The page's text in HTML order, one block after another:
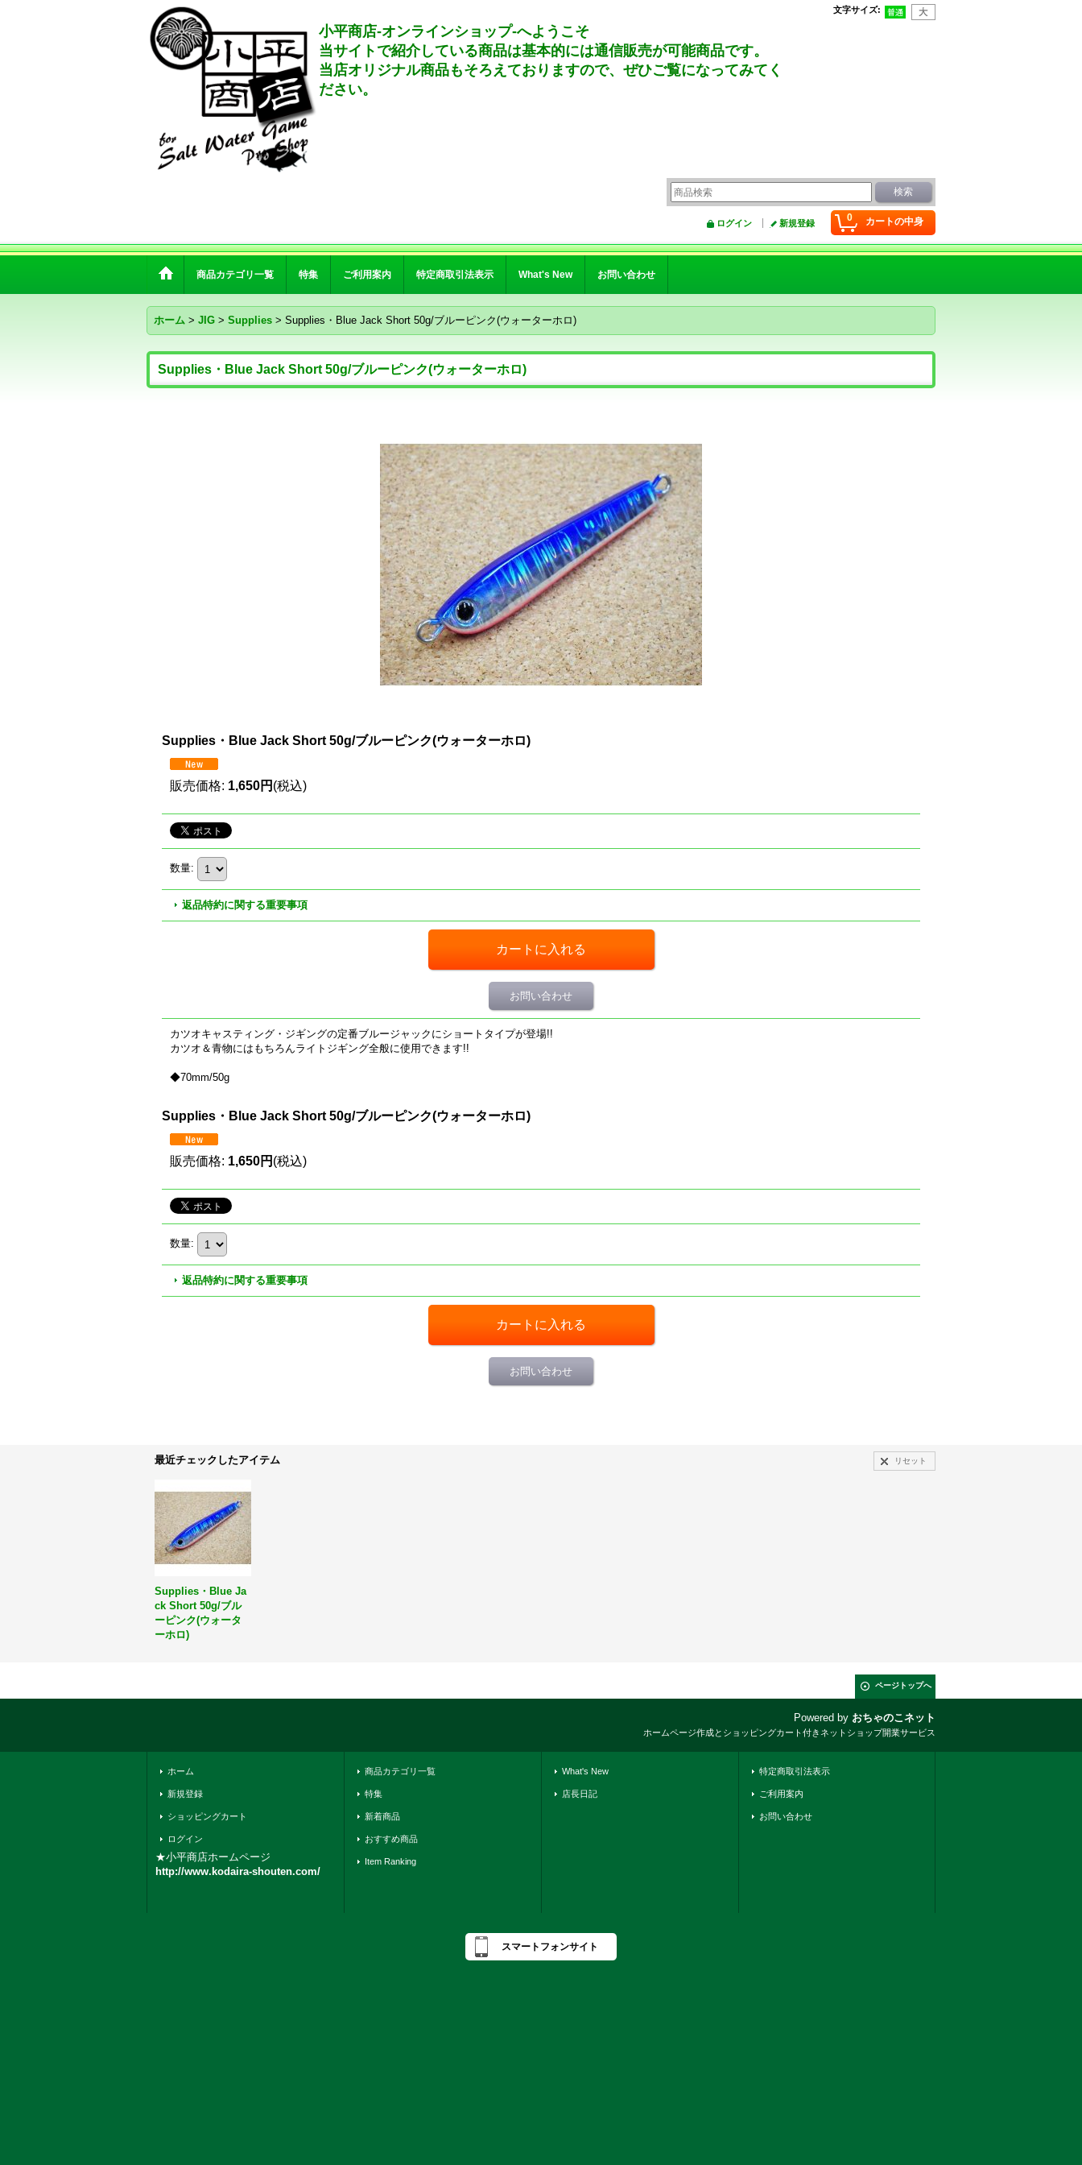
小平商店-オンラインショップ-へようこそ
当サイトで紹介している商品は基本的には通信販売が可能商品です。
当店オリジナル商品もそろえておりますので、ぜひご覧になってみてく
ださい。
文字サイズ:
0 カートの中身
ログイン 新規登録
商品カテゴリ一覧 特集 ご利用案内 特定商取引法表示 What's New お問い合わせ
ホーム > JIG > Supplies > Supplies・Blue Jack Short 50g/ブルーピンク(ウォーターホロ)
Supplies・Blue Jack Short 50g/ブルーピンク(ウォーターホロ)
Supplies・Blue Jack Short 50g/ブルーピンク(ウォーターホロ)
販売価格: 1,650円 (税込)
数量:
返品特約に関する重要事項
お問い合わせ
カツオキャスティング・ジギングの定番ブルージャックにショートタイプが登場!!
カツオ＆青物にはもちろんライトジギング全般に使用できます!!
◆70mm/50g
Supplies・Blue Jack Short 50g/ブルーピンク(ウォーターホロ)
販売価格: 1,650円 (税込)
数量:
返品特約に関する重要事項
お問い合わせ
最近チェックしたアイテム リセット
Supplies・Blue Ja
ck Short 50g/ブル
ーピンク(ウォータ
ーホロ)
ページトップへ
Powered by おちゃのこネット
ホームページ作成とショッピングカート付きネットショップ開業サービス
ホーム
新規登録
ショッピングカート
ログイン
★小平商店ホームページ
http://www.kodaira-shouten.com/
商品カテゴリ一覧
特集
新着商品
おすすめ商品
Item Ranking
What's New
店長日記
特定商取引法表示
ご利用案内
お問い合わせ
スマートフォンサイト